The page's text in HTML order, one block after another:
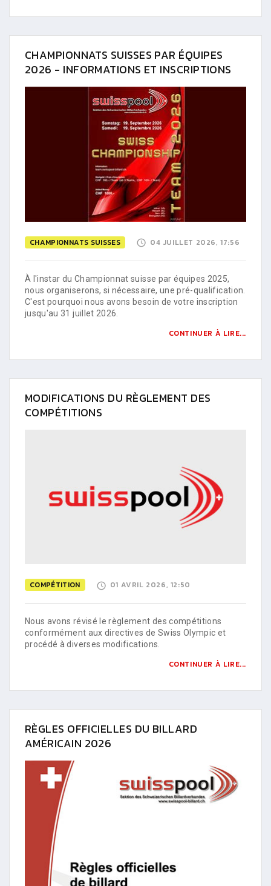
CHAMPIONNATS SUISSES PAR ÉQUIPES
2026 - INFORMATIONS ET INSCRIPTIONS
CHAMPIONNATS SUISSES 04 JUILLET 2026, 17:56
À l'instar du Championnat suisse par équipes 2025,
nous organiserons, si nécessaire, une pré-qualification.
C'est pourquoi nous avons besoin de votre inscription
jusqu'au 31 juillet 2026.
CONTINUER À LIRE...
MODIFICATIONS DU RÈGLEMENT DES
COMPÉTITIONS
COMPÉTITION 01 AVRIL 2026, 12:50
Nous avons révisé le règlement des compétitions
conformément aux directives de Swiss Olympic et
procédé à diverses modifications.
CONTINUER À LIRE...
RÈGLES OFFICIELLES DU BILLARD
AMÉRICAIN 2026